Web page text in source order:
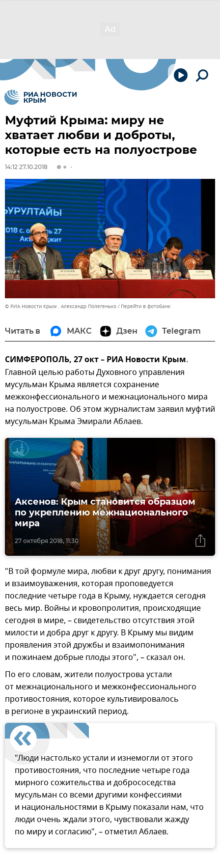
Муфтий Крыма: миру не
хватает любви и доброты,
которые есть на полуострове
14:12 27.10.2018
© РИА Новости Крым . Александр Полегенько Перейти в фотобанк
Читать в МАКС Дзен Telegram
СИМФЕРОПОЛЬ, 27 окт – РИА Новости Крым.
Главной целью работы Духовного управления
мусульман Крыма является сохранение
межконфессионального и межнационального мира
на полуострове. Об этом журналистам заявил муфтий
мусульман Крыма Эмирали Аблаев.
27 октября 2018, 11:30
Аксенов: Крым становится образцом
по укреплению межнационального
мира
"В той формуле мира, любви к друг другу, понимания
и взаимоуважения, которая проповедуется
последние четыре года в Крыму, нуждается сегодня
весь мир. Войны и кровопролития, происходящие
сегодня в мире, – свидетельство отсутствия этой
милости и добра друг к другу. В Крыму мы видим
проявления этой дружбы и взаимопонимания
и пожинаем добрые плоды этого", – сказал он.
По его словам, жители полуострова устали
от межнационального и межконфессионального
противостояния, которое культивировалось
в регионе в украинский период.
"Люди настолько устали и изнемогли от этого
противостояния, что последние четыре года
мирного сожительства и добрососедства
мусульман со всеми другими конфессиями
и национальностями в Крыму показали нам, что
люди очень ждали этого, чувствовали жажду
по миру и согласию", – отметил Аблаев.